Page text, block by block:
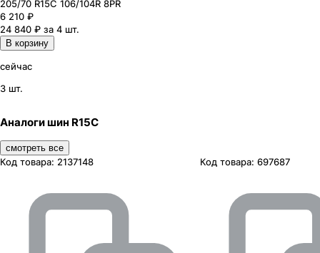
205/70 R15C 106/104R 8PR
6 210 ₽
24 840 ₽ за 4 шт.
В корзину
сейчас
3 шт.
Аналоги шин R15C
смотреть все
Код товара: 2137148 Код товара: 697687